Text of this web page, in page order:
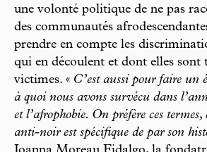
une volonté politique de ne pas
des communautés
prendre en compte les
qui en découlent et dont elles sont
victimes. « C’est aussi pour faire un
à quoi nous avons survécu dans
et l’afrophobie. On préfère ces termes,
anti-noir est spécifique de par son